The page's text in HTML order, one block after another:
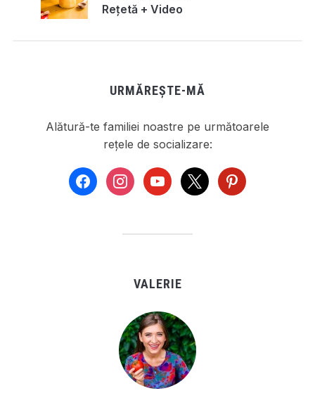
Rețetă + Video
URMĂREȘTE-MĂ
Alătură-te familiei noastre pe următoarele
rețele de socializare:
facebookinstagramyoutube
x pinterest
VALERIE